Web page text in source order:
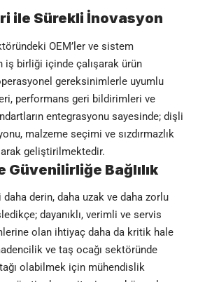
ile Sürekli İnovasyon
OEM’ler ve sistem
iş birliği içinde çalışarak ürün
gereksinimlerle uyumlu
performans geri bildirimleri ve
entegrasyonu sayesinde; dişli
malzeme seçimi ve sızdırmazlık
geliştirilmektedir.
Güvenilirliğe Bağlılık
derin, daha uzak ve daha zorlu
dayanıklı, verimli ve servis
olan ihtiyaç daha da kritik hale
ve taş ocağı sektöründe
olabilmek için mühendislik